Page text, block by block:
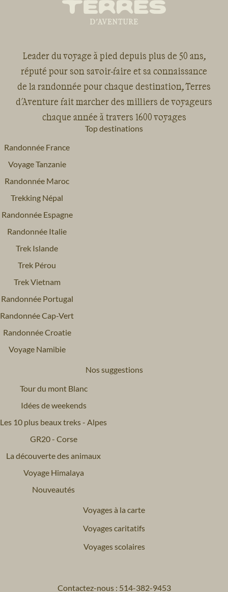
Leader du voyage à pied depuis plus de 50 ans,
réputé pour son savoir-faire et sa connaissance
de la randonnée pour chaque destination, Terres
d'Aventure fait marcher des milliers de voyageurs
chaque année à travers 1600 voyages
Top destinations
Randonnée France
Voyage Tanzanie
Randonnée Maroc
Trekking Népal
Randonnée Espagne
Randonnée Italie
Trek Islande
Trek Pérou
Trek Vietnam
Randonnée Portugal
Randonnée Cap-Vert
Randonnée Croatie
Voyage Namibie
Nos suggestions
Tour du mont Blanc
Idées de weekends
Les 10 plus beaux treks - Alpes
GR20 - Corse
La découverte des animaux
Voyage Himalaya
Nouveautés
Voyages à la carte
Voyages caritatifs
Voyages scolaires
Contactez-nous : 514-382-9453